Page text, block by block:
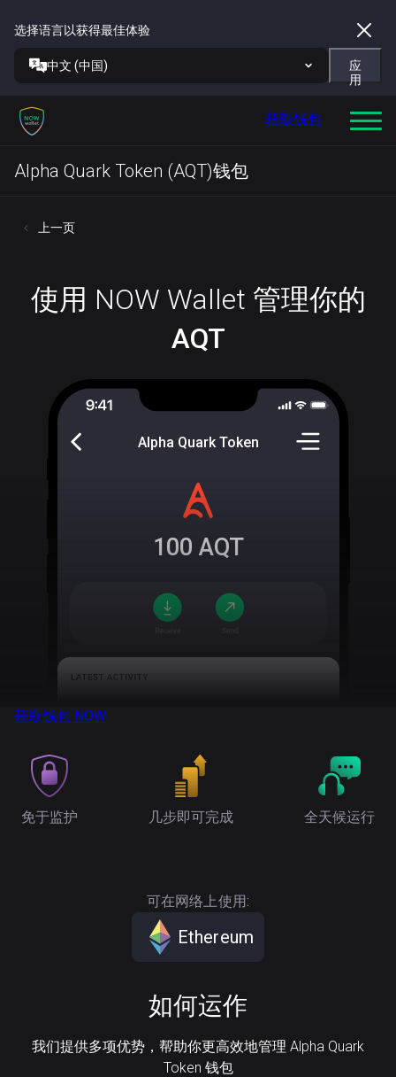
选择语言以获得最佳体验
中文 (中国)
应
用
获取钱包
Alpha Quark Token (AQT)钱包
上一页
使用 NOW Wallet 管理你的
AQT
Alpha Quark Token
100 AQT
获取钱包 NOW
免于监护 几步即可完成 全天候运行
可在网络上使用:
Ethereum
如何运作
我们提供多项优势，帮助你更高效地管理 Alpha Quark
Token 钱包